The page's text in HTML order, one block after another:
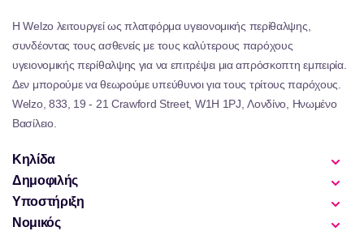
Με την ενσωμάτωση αυτών των εξειδικευμένων
συμπληρωμάτων υποστηρίζετε προληπτικά τον εγκέφαλό
σας, ανοίγοντας το δρόμο για την πιο έντονη γνώση και τη
σταθερή ψυχική ευελιξία καθ 'όλη τη διάρκεια της ζωής
Η Welzo λειτουργεί ως πλατφόρμα υγειονομικής περίθαλψης,
συνδέοντας τους ασθενείς με τους καλύτερους παρόχους
υγειονομικής περίθαλψης για να επιτρέψει μια απρόσκοπτη εμπειρία.
Δεν μπορούμε να θεωρούμε υπεύθυνοι για τους τρίτους παρόχους.
Welzo, 833, 19 - 21 Crawford Street, W1H 1PJ, Λονδίνο, Ηνωμένο
Βασίλειο.
Κηλίδα
Δημοφιλής
Υποστήριξη
Νομικός